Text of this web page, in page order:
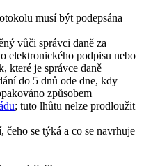
musí být podepsána
vůči správci daně za
elektronického podpisu nebo
které je správce daně
do 5 dnů ode dne, kdy
způsobem
; tuto lhůtu nelze prodloužit
se týká a co se navrhuje